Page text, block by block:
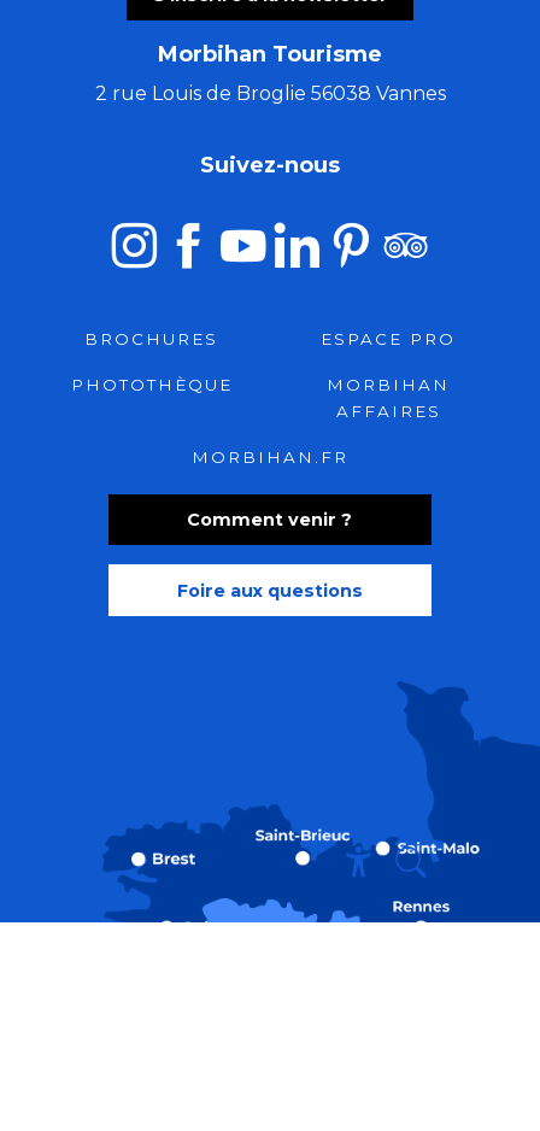
Recherche
Morbihan Tourisme
2 rue Louis de Broglie 56038 Vannes
Comment venir ?
Foire aux questions
Suivez-nous
BROCHURES ESPACE PRO
PHOTOTHÈQUE
MORBIHAN
AFFAIRES
MORBIHAN.FR